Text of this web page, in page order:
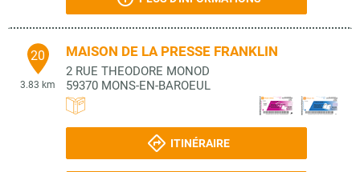
20
3.83 km
MAISON DE LA PRESSE FRANKLIN
2 RUE THEODORE MONOD
59370 MONS-EN-BAROEUL
ITINÉRAIRE